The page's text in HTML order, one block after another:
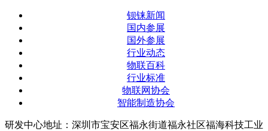
钡铼新闻
国内参展
国外参展
行业动态
物联百科
行业标准
物联网协会
智能制造协会
研发中心地址：深圳市宝安区福永街道福永社区福海科技工业